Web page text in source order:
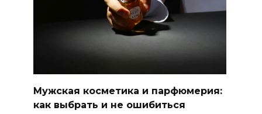
Мужская косметика и парфюмерия:
как выбрать и не ошибиться